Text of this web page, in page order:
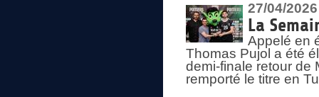
27/04/2026
La
Appelé en
Thomas Pujol a été
demi-finale retour de
remporté le titre en